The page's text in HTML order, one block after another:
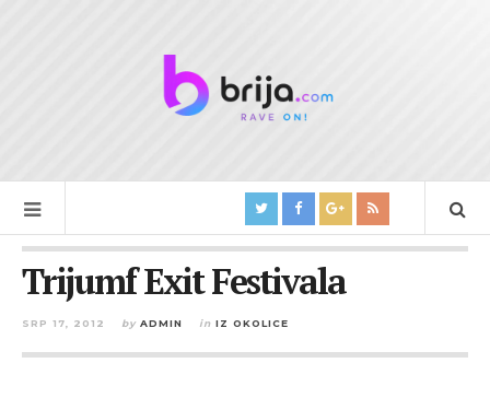
Trijumf Exit Festivala
SRP 17, 2012 by ADMIN in IZ OKOLICE